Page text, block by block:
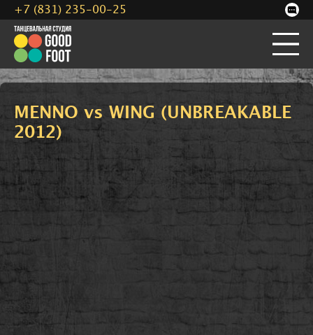
MENNO vs WING (UNBREAKABLE
2012)
+7 (831) 235-00-25